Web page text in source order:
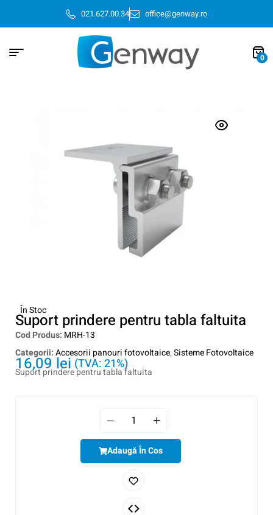
021.627.00.34 office@genway.ro
0
În Stoc
Suport prindere pentru tabla faltuita
Cod Produs: MRH-13
Categorii:Accesorii panouri fotovoltaice,Sisteme Fotovoltaice
16,09 lei (TVA: 21%)
Suport prindere pentru tabla faltuita
Adaugă În Cos